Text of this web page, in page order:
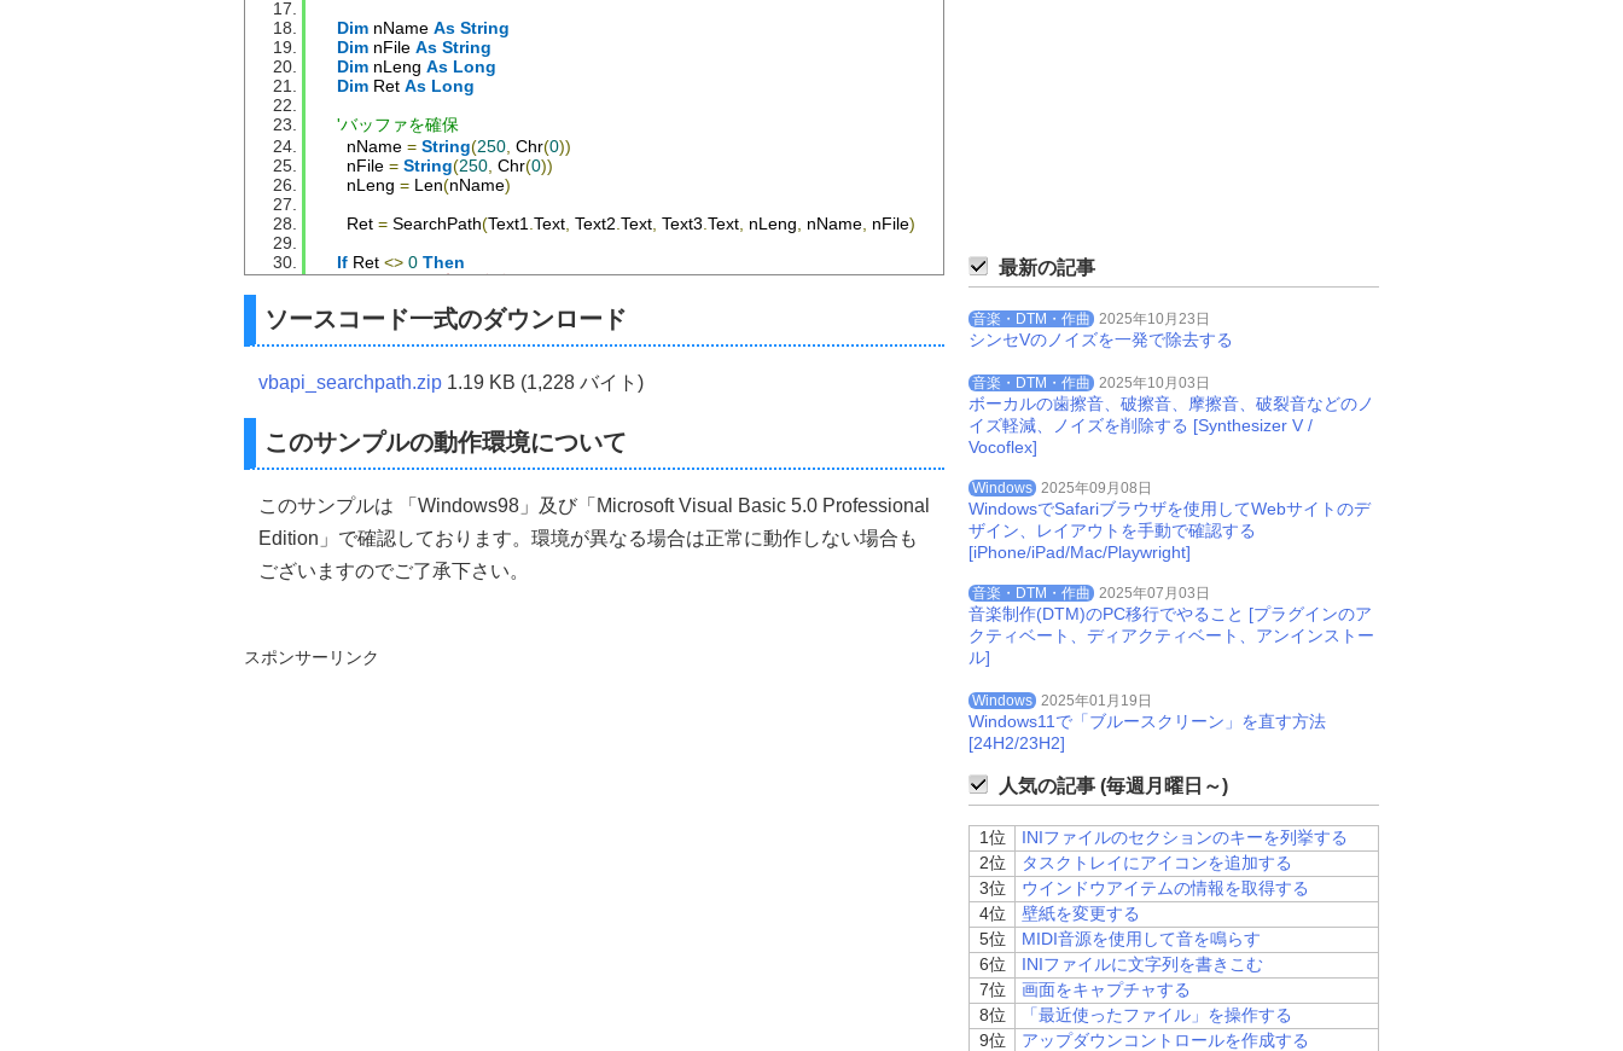
Dim nName As String
Dim nFile As String
Dim nLeng As Long
Dim Ret As Long
'バッファを確保
      nName
= String(250 Chr(0))
      nFile
= String(250 Chr(0))
      nLeng
= Len(nName)
      Ret
= SearchPath(Text1 Text Text2 Text Text3 Text nLeng nName nFile)
If Ret <> 0 Then
        MsgBox
"下記は存在します" & vbCrLf & nName
        MsgBox
"存在しません"
End If
'フォルダを検索する場合
'Ret = SearchPath("c:\", "Windows", "", nLeng, nName, nFile)
ソースコード一式のダウンロード
vbapi_searchpath.zip 1.19 KB (1,228 バイト)
このサンプルの動作環境について
このサンプルは 「Windows98」及び「Microsoft Visual Basic 5.0 Professional
Edition」で確認しております。環境が異なる場合は正常に動作しない場合も
ございますのでご了承下さい。
スポンサーリンク
最新の記事
音楽・DTM・作曲 2025年10月23日
シンセVのノイズを一発で除去する
音楽・DTM・作曲 2025年10月03日
ボーカルの歯擦音、破擦音、摩擦音、破裂音などのノ
イズ軽減、ノイズを削除する [Synthesizer V /
Vocoflex]
Windows 2025年09月08日
WindowsでSafariブラウザを使用してWebサイトのデ
ザイン、レイアウトを手動で確認する
[iPhone/iPad/Mac/Playwright]
音楽・DTM・作曲 2025年07月03日
音楽制作(DTM)のPC移行でやること [プラグインのア
クティベート、ディアクティベート、アンインストー
ル]
Windows 2025年01月19日
Windows11で「ブルースクリーン」を直す方法
[24H2/23H2]
人気の記事 (毎週月曜日～)
1位
INIファイルのセクションのキーを列挙する
2位
タスクトレイにアイコンを追加する
3位
ウインドウアイテムの情報を取得する
4位
壁紙を変更する
5位
MIDI音源を使用して音を鳴らす
6位
INIファイルに文字列を書きこむ
7位
画面をキャプチャする
8位
「最近使ったファイル」を操作する
9位
アップダウンコントロールを作成する